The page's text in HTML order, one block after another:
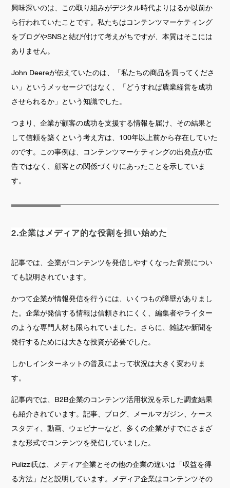
興味深いのは、この取り組みがデジタル時代よりはるか以前か
ら行われていたことです。私たちはコンテンツマーケティング
をブログやSNSと結び付けて考えがちですが、本質はそこには
ありません。
John Deereが伝えていたのは、「私たちの商品を買ってくださ
い」というメッセージではなく、「どうすれば農業経営を成功
させられるか」という知識でした。
つまり、企業が顧客の成功を支援する情報を届け、その結果と
して信頼を築くという考え方は、100年以上前から存在していた
のです。この事例は、コンテンツマーケティングの出発点が広
告ではなく、顧客との関係づくりにあったことを示していま
す。
2.企業は メディア的な役割を担い始めた
記事では、企業がコンテンツを発信しやすくなった背景につい
ても説明されています。
かつて企業が情報発信を行うには、いくつもの障壁がありまし
た。企業が発信する情報は信頼されにくく、編集者やライター
のような専門人材も限られていました。さらに、雑誌や新聞を
発行するためには大きな投資が必要でした。
しかしインターネットの普及によって状況は大きく変わりま
す。
記事内では、B2B企業のコンテンツ活用状況を示した調査結果
も紹介されています。記事、ブログ、メールマガジン、ケース
スタディ、動画、ウェビナーなど、多くの企業がすでにさまざ
まな形式でコンテンツを発信していました。
Pulizzi氏は、メディア企業とその他の企業の違いは「収益を得
る方法」だと説明しています。メディア企業はコンテンツその